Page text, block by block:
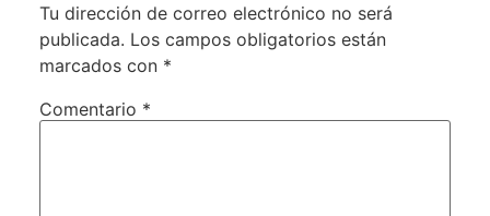
Tu dirección de correo electrónico no será
publicada. Los campos obligatorios están
marcados con *
Comentario *